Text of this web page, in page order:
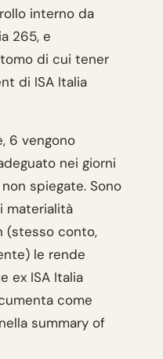
interno da
265, e
di cui tener
di ISA Italia
6 vengono
nei giorni
spiegate. Sono
materialità
(stesso conto,
le rende
ex ISA Italia
come
summary of